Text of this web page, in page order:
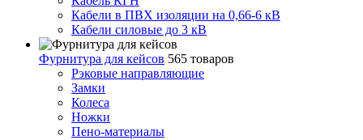
Кабели в ПВХ изоляции на 0,66-6 кВ
Кабели силовые до 3 кВ
Фурнитура для кейсов 565 товаров
Рэковые направляющие
Замки
Колеса
Ножки
Пено-материалы